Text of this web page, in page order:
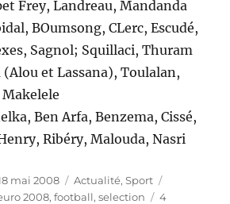
Frey, Landreau, Mandanda
BOumsong, CLerc, Escudé,
Sagnol; Squillaci, Thuram
(Alou et Lassana), Toulalan,
Ben Arfa, Benzema, Cissé,
Ribéry, Malouda, Nasri
mai 2008 Catégories
Actualité,Sport
2008,football,selection
4